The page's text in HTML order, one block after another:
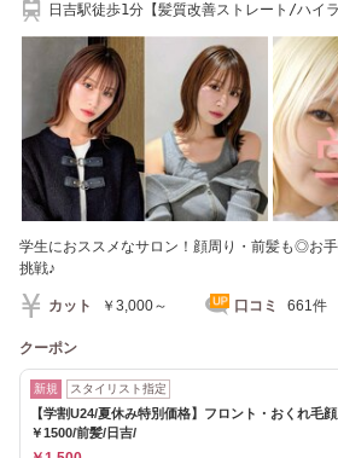
日吉駅徒歩1分【髪質改善ストレート/ハ
学生におススメなサロン！顔周り・前髪も◎お
挑戦♪
カット ￥3,000～ 口コミ 661件
クーポン
新規 スタイリスト指定
【学割U24/夏休み特別価格】フロント・おくれ毛
￥1500/前髪/日吉/